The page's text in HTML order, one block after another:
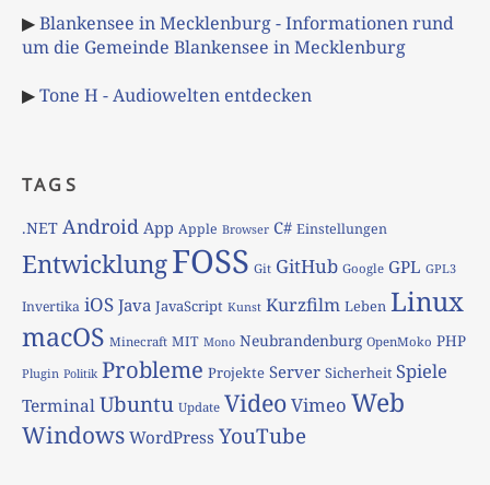
▶Blankensee in Mecklenburg - Informationen rund
um die Gemeinde Blankensee in Mecklenburg
▶Tone H - Audiowelten entdecken
TAGS
.NET Android App Apple Browser C# Einstellungen
EntwicklungFOSS Git GitHub Google GPL GPL3
Invertika iOS Java JavaScript Kunst Kurzfilm Leben Linux
macOS Minecraft MIT Mono Neubrandenburg OpenMoko PHP
Plugin Politik Probleme Projekte Server Sicherheit Spiele
TerminalUbuntu Update VideoVimeo Web
Windows WordPress YouTube